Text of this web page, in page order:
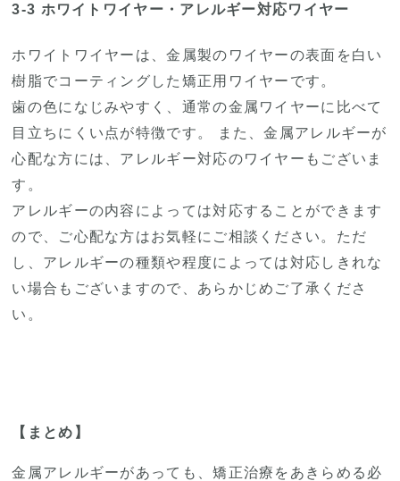
3-3 ホワイトワイヤー・アレルギー対応ワイヤー
ホワイトワイヤーは、金属製のワイヤーの表面を白い
樹脂でコーティングした矯正用ワイヤーです。
歯の色になじみやすく、通常の金属ワイヤーに比べて
目立ちにくい点が特徴です。 また、金属アレルギーが
心配な方には、アレルギー対応のワイヤーもございま
す。
アレルギーの内容によっては対応することができます
ので、ご心配な方はお気軽にご相談ください。ただ
し、アレルギーの種類や程度によっては対応しきれな
い場合もございますので、あらかじめご了承くださ
い。
【まとめ】
金属アレルギーがあっても、矯正治療をあきらめる必